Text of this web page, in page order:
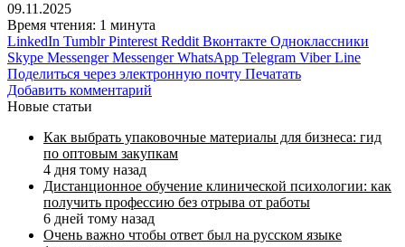
09.11.2025
Время чтения: 1 минута
LinkedIn Tumblr Pinterest Reddit Вконтакте Одноклассники
Skype Messenger Messenger WhatsApp Telegram Viber Line
Поделиться через электронную почту Печатать
Добавить комментарий
Новые статьи
Как выбрать упаковочные материалы для бизнеса: гид
по оптовым закупкам
4 дня тому назад
Дистанционное обучение клинической психологии: как
получить профессию без отрыва от работы
6 дней тому назад
Очень важно чтобы ответ был на русском языке